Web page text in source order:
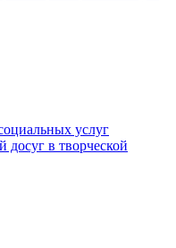
услуг
досуг в творческой